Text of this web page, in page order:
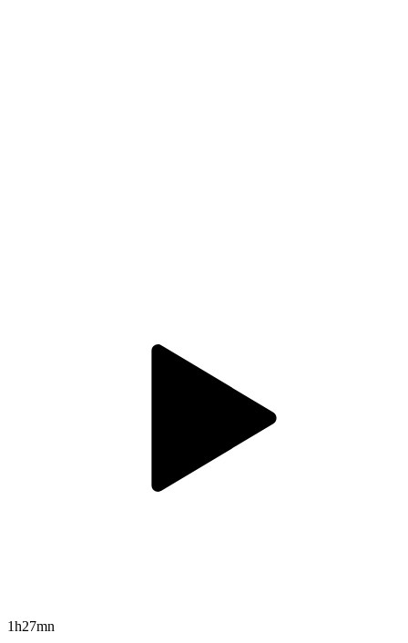
1h27mn